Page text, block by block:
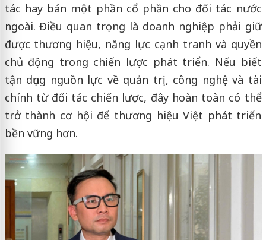
tác hay bán một phần cổ phần cho đối tác nước
ngoài. Điều quan trọng là doanh nghiệp phải giữ
được thương hiệu, năng lực cạnh tranh và quyền
chủ động trong chiến lược phát triển. Nếu biết
tận dụng nguồn lực về quản trị, công nghệ và tài
chính từ đối tác chiến lược, đây hoàn toàn có thể
trở thành cơ hội để thương hiệu Việt phát triển
bền vững hơn.